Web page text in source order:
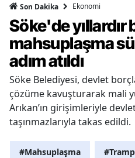
Son Dakika Ekonomi
Söke'de yıllardır
mahsuplaşma
adım atıldı
Söke Belediyesi, devlet
çözüme kavuşturarak mali
Arıkan’ın girişimleriyle
taşınmazlarıyla takas edildi.
#Mahsuplaşma